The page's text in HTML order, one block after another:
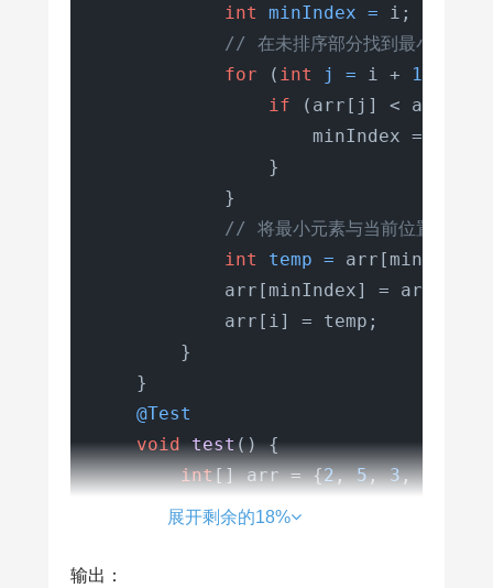
int
minIndex = i;
// 在未排序部分找到最小元素的
for ( int j = i + 1
if (arr[j] <
                    minIndex = j;
                }
            }
// 将最小元素与当前位置交换
int
temp =
            arr[minIndex] = arr[i];
            arr[i] = temp;
        }
    }
@Test
void test() {
int[] arr = {2, 5, 3,
        selectionSort(arr);
展开剩余的18%
输出：